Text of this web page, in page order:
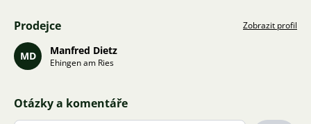
Prodejce Zobrazit profil
MD Manfred Dietz
Ehingen am Ries
Otázky a komentáře